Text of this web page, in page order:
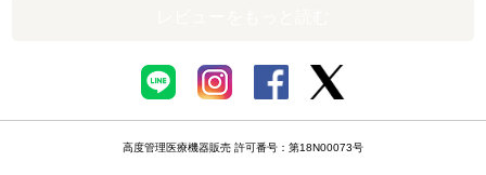
高度管理医療機器販売 許可番号：第18N00073号